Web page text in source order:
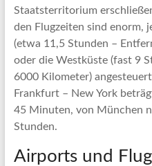
Staatsterritorium
den Flugzeiten sind enorm,
(etwa 11,5 Stunden –
oder die Westküste (fast 9
6000 Kilometer)
Frankfurt – New York
45 Minuten, von München
Stunden.
Airports und